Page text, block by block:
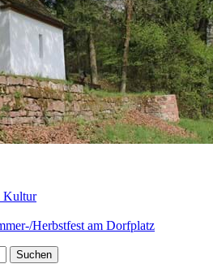
Kultur
Herbstfest am Dorfplatz
Suchen